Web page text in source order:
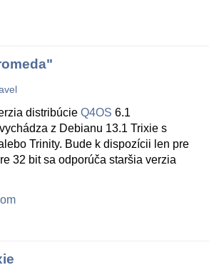
distribúcie Q4OS 6.1
z Debianu 13.1 Trixie s
Trinity. Bude k dispozícii len pre
32 bit sa odporúča staršia verzia